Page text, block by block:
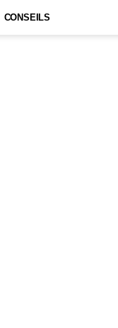
CONSEILS